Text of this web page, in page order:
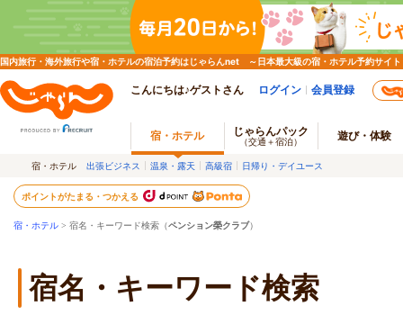
国内旅行・海外旅行や宿・ホテルの宿泊予約はじゃらんnet ～日本最大級の宿・ホテル予約サイト
こんにちは♪ゲストさん ログイン 会員登録
宿・ホテル じゃらんパック
（交通＋宿泊） 遊び・体験
宿・ホテル 出張ビジネス 温泉・露天 高級宿 日帰り・デイユース
ポイントがたまる・つかえる
宿・ホテル > 宿名・キーワード検索（ペンション榮クラブ）
宿名・キーワード検索